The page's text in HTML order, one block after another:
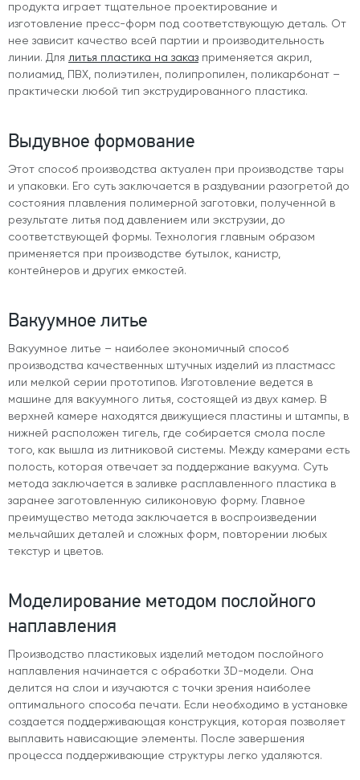
продукта играет тщательное проектирование и
изготовление пресс-форм под соответствующую деталь. От
нее зависит качество всей партии и производительность
линии. Для литья пластика на заказ применяется акрил,
полиамид, ПВХ, полиэтилен, полипропилен, поликарбонат –
практически любой тип экструдированного пластика.
Выдувное формование
Этот способ производства актуален при производстве тары
и упаковки. Его суть заключается в раздувании разогретой до
состояния плавления полимерной заготовки, полученной в
результате литья под давлением или экструзии, до
соответствующей формы. Технология главным образом
применяется при производстве бутылок, канистр,
контейнеров и других емкостей.
Вакуумное литье
Вакуумное литье – наиболее экономичный способ
производства качественных штучных изделий из пластмасс
или мелкой серии прототипов. Изготовление ведется в
машине для вакуумного литья, состоящей из двух камер. В
верхней камере находятся движущиеся пластины и штампы, в
нижней расположен тигель, где собирается смола после
того, как вышла из литниковой системы. Между камерами есть
полость, которая отвечает за поддержание вакуума. Суть
метода заключается в заливке расплавленного пластика в
заранее заготовленную силиконовую форму. Главное
преимущество метода заключается в воспроизведении
мельчайших деталей и сложных форм, повторении любых
текстур и цветов.
Моделирование методом послойного
наплавления
Производство пластиковых изделий методом послойного
наплавления начинается с обработки 3D-модели. Она
делится на слои и изучаются с точки зрения наиболее
оптимального способа печати. Если необходимо в установке
создается поддерживающая конструкция, которая позволяет
выплавить нависающие элементы. После завершения
процесса поддерживающие структуры легко удаляются.